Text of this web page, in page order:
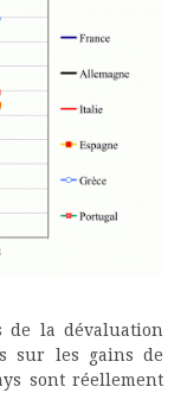
de la dévaluation
sur les gains de
sont réellement